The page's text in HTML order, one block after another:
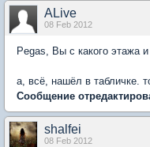
ALive
08 Feb 2012
Pegas, Вы с какого этажа
а, всё, нашёл в табличке.
Сообщение
shalfei
08 Feb 2012